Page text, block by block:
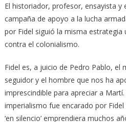
El historiador, profesor, ensayista y
campaña de apoyo a la lucha
por Fidel siguió la misma
contra el colonialismo.
Fidel es, a juicio de Pedro Pablo,
seguidor y el hombre que nos ha
imprescindible para apreciar a
imperialismo fue encarado por
‘en silencio’ emprendiera muchos